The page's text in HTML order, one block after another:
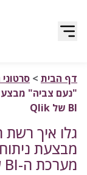
לדלג לתוכן
דף הבית >
"נעם צביה"
BI של Qlik
גלו איך
מבצעת
מערכת ה-BI של Qlik